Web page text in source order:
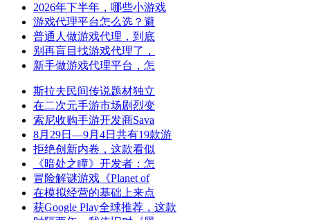
2026年下半年，哪些小游戏
游戏代理平台怎么选？避
普通人做游戏代理，到底
别再盲目找游戏代理了，
新手做游戏代理平台，怎
斯拉夫民间传说题材独立
在二次元手游市场剧烈变
索尼收购手游开发商Sava
8月29日—9月4日共有19款游
拒绝创新内卷，这款看似
《暗处之瞳》开发者：怎
冒险解谜游戏《Planet of
在模拟经营的基础上来点
获Google Play全球推荐，这款